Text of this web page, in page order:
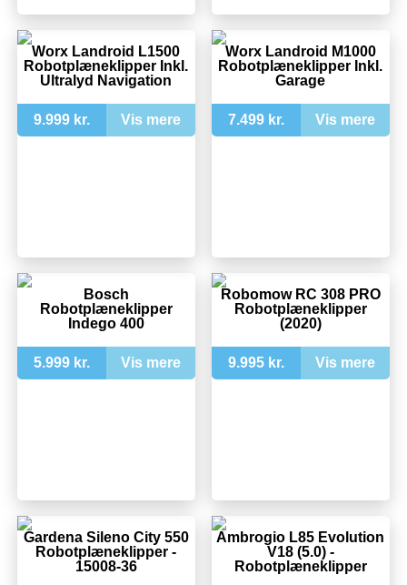
Worx Landroid L1500
Robotplæneklipper Inkl.
Ultralyd Navigation
9.999 kr. Vis mere
Worx Landroid M1000
Robotplæneklipper Inkl.
Garage
7.499 kr. Vis mere
Bosch
Robotplæneklipper
Indego 400
5.999 kr. Vis mere
Robomow RC 308 PRO
Robotplæneklipper
(2020)
9.995 kr. Vis mere
Gardena Sileno City 550
Robotplæneklipper -
15008-36
Ambrogio L85 Evolution
V18 (5.0) -
Robotplæneklipper